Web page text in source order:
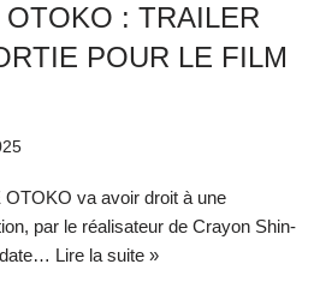
: TRAILER
POUR LE FILM
va avoir droit à une
par le réalisateur de Crayon Shin-
date… Lire la suite »